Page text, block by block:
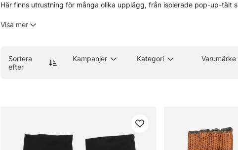
Här finns utrustning för många olika upplägg, från isolerade pop-up-tält
onödigt krångel.
» Tillbaka till fiskemetoder
Vad är vinterfiske?
Visa mer
Sortera
efter
Kampanjer Kategori Varumärke